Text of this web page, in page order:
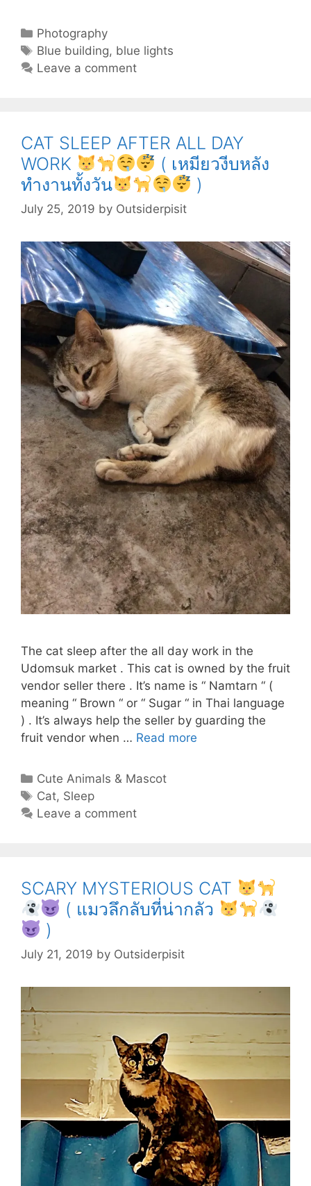
ที่
เหมือน
ตึก
ต่าง
ดาว
)
Categories
Photography
Tags
Blue building, blue lights
Leave a comment
CAT SLEEP AFTER ALL DAY
WORK
( เหมียวงีบหลัง
ทำงานทั้งวัน
)
July 25, 2019 by Outsiderpisit
The cat sleep after the all day work in the
Udomsuk market . This cat is owned by the fruit
vendor seller there . It’s name is “ Namtarn “ (
meaning “ Brown “ or “ Sugar “ in Thai language
) . It’s always help the seller by guarding the
fruit vendor when … Read more
(
วัน
)
Categories
Cute Animals & Mascot
Tags
Cat, Sleep
Leave a comment
SCARY MYSTERIOUS CAT
( แมวลึกลับที่น่ากลัว
)
July 21, 2019 by Outsiderpisit